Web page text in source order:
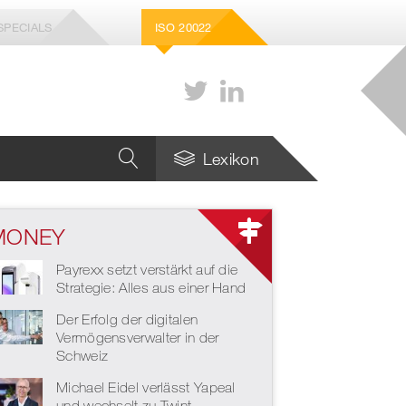
ISO 20022
und welche genau?
des europäischen
Zahlungsverkehrs
Lexikon
Payrexx setzt verstärkt auf die
Strategie: Alles aus einer Hand
Der Erfolg der digitalen
Vermögensverwalter in der
Schweiz
Michael Eidel verlässt Yapeal